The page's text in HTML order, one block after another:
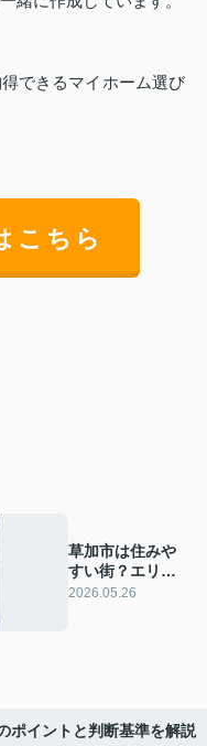
できるマイホーム選び
こちら
草加市は住みや
すい街？エリア
別に特徴と選び
2026.05.26
ポイントと判断基準を解説